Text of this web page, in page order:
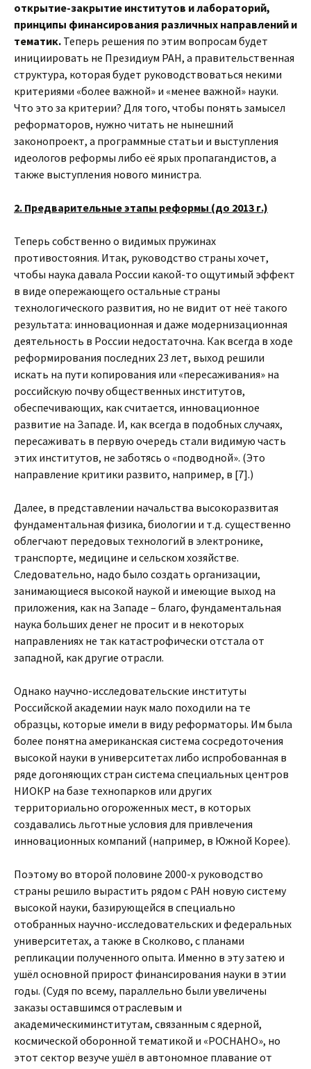
открытие-закрытие институтов и лабораторий,
принципы финансирования различных направлений и
тематик. Теперь решения по этим вопросам будет
инициировать не Президиум РАН, а правительственная
структура, которая будет руководствоваться некими
критериями «более важной» и «менее важной» науки.
Что это за критерии? Для того, чтобы понять замысел
реформаторов, нужно читать не нынешний
законопроект, а программные статьи и выступления
идеологов реформы либо её ярых пропагандистов, а
также выступления нового министра.
2. Предварительные этапы реформы (до 2013 г.)
Теперь собственно о видимых пружинах
противостояния. Итак, руководство страны хочет,
чтобы наука давала России какой-то ощутимый эффект
в виде опережающего остальные страны
технологического развития, но не видит от неё такого
результата: инновационная и даже модернизационная
деятельность в России недостаточна. Как всегда в ходе
реформирования последних 23 лет, выход решили
искать на пути копирования или «пересаживания» на
российскую почву общественных институтов,
обеспечивающих, как считается, инновационное
развитие на Западе. И, как всегда в подобных случаях,
пересаживать в первую очередь стали видимую часть
этих институтов, не заботясь о «подводной». (Это
направление критики развито, например, в [7].)
Далее, в представлении начальства высокоразвитая
фундаментальная физика, биологии и т.д. существенно
облегчают передовых технологий в электронике,
транспорте, медицине и сельском хозяйстве.
Следовательно, надо было создать организации,
занимающиеся высокой наукой и имеющие выход на
приложения, как на Западе – благо, фундаментальная
наука больших денег не просит и в некоторых
направлениях не так катастрофически отстала от
западной, как другие отрасли.
Однако научно-исследовательские институты
Российской академии наук мало походили на те
образцы, которые имели в виду реформаторы. Им была
более понятна американская система сосредоточения
высокой науки в университетах либо испробованная в
ряде догоняющих стран система специальных центров
НИОКР на базе технопарков или других
территориально огороженных мест, в которых
создавались льготные условия для привлечения
инновационных компаний (например, в Южной Корее).
Поэтому во второй половине 2000-х руководство
страны решило вырастить рядом с РАН новую систему
высокой науки, базирующейся в специально
отобранных научно-исследовательских и федеральных
университетах, а также в Сколково, с планами
репликации полученного опыта. Именно в эту затею и
ушёл основной прирост финансирования науки в этии
годы. (Судя по всему, параллельно были увеличены
заказы оставшимся отраслевым и
академическиминститутам, связанным с ядерной,
космической оборонной тематикой и «РОСНАНО», но
этот сектор везуче ушёл в автономное плавание от